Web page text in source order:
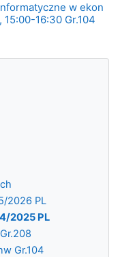
w ekon
16:30 Gr.104
2026 PL
2025 PL
Gr.104